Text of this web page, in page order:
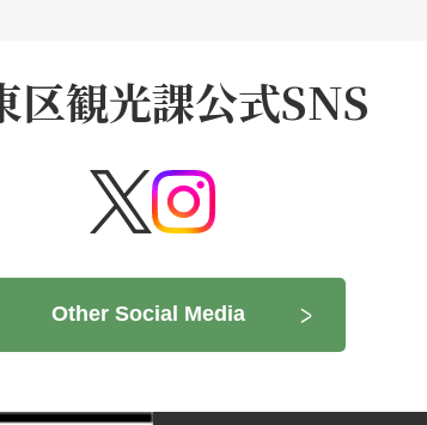
区観光課公式SNS
Other Social Media